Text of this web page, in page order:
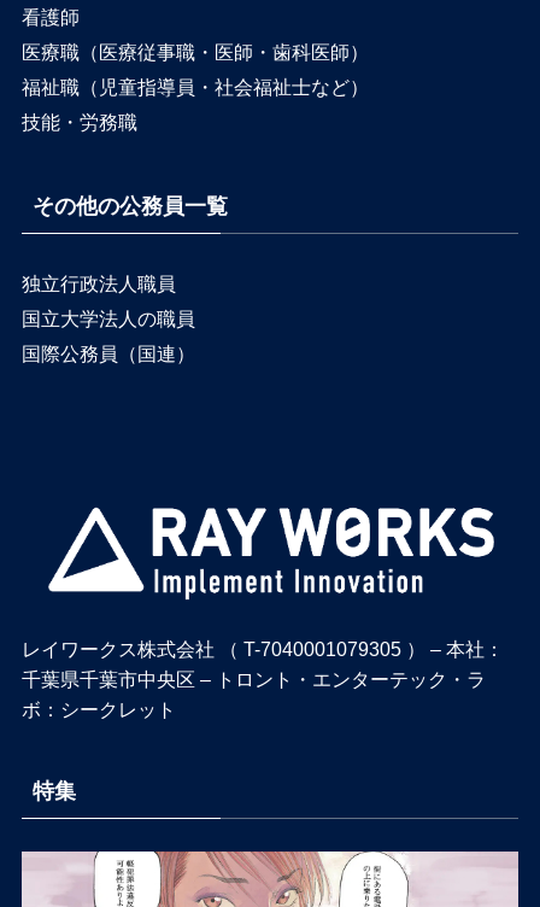
看護師
医療職（医療従事職・医師・歯科医師）
福祉職（児童指導員・社会福祉士など）
技能・労務職
その他の公務員一覧
独立行政法人職員
国立大学法人の職員
国際公務員（国連）
レイワークス株式会社 （ T-7040001079305 ） – 本社：
千葉県千葉市中央区 – トロント・エンターテック・ラ
ボ：シークレット
特集